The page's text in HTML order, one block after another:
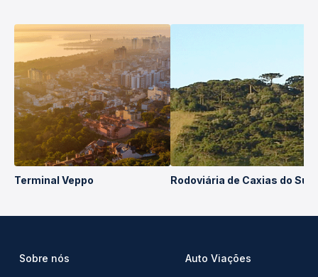
Terminal Veppo Rodoviária de Caxias do Sul
Sobre nós Auto Viações